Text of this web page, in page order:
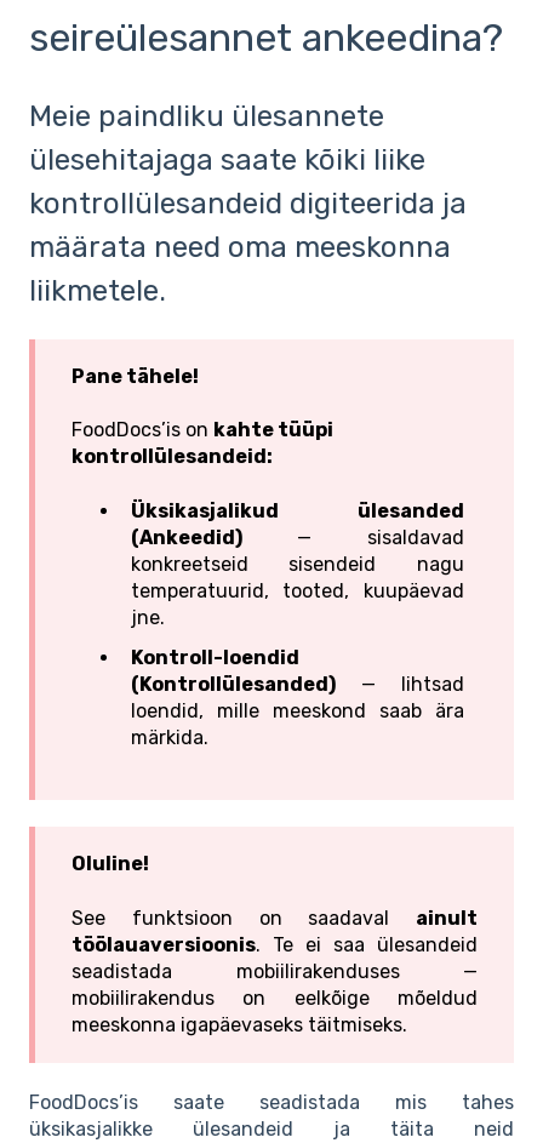
seireülesannet ankeedina?
Meie paindliku ülesannete
ülesehitajaga saate kõiki liike
kontrollülesandeid digiteerida ja
määrata need oma meeskonna
liikmetele.
Pane tähele!
FoodDocs’is on kahte tüüpi
kontrollülesandeid:
Üksikasjalikud ülesanded
(Ankeedid) — sisaldavad
konkreetseid sisendeid nagu
temperatuurid, tooted, kuupäevad
jne.
Kontroll-loendid
(Kontrollülesanded) — lihtsad
loendid, mille meeskond saab ära
märkida.
Oluline!
See funktsioon on saadaval ainult
töölauaversioonis. Te ei saa ülesandeid
seadistada mobiilirakenduses —
mobiilirakendus on eelkõige mõeldud
meeskonna igapäevaseks täitmiseks.
FoodDocs’is saate seadistada mis tahes
üksikasjalikke ülesandeid ja täita neid